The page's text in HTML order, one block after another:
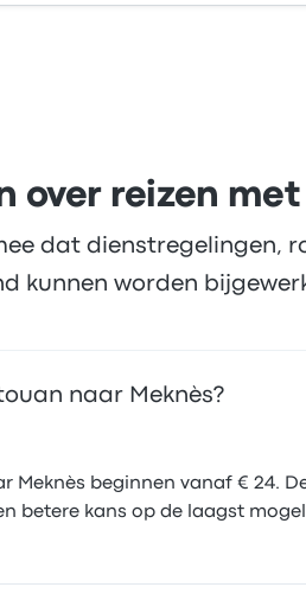
over reizen
dat dienstregelingen,
kunnen worden
naar Meknès?
Meknès beginnen vanaf € 24.
betere kans op de laagst